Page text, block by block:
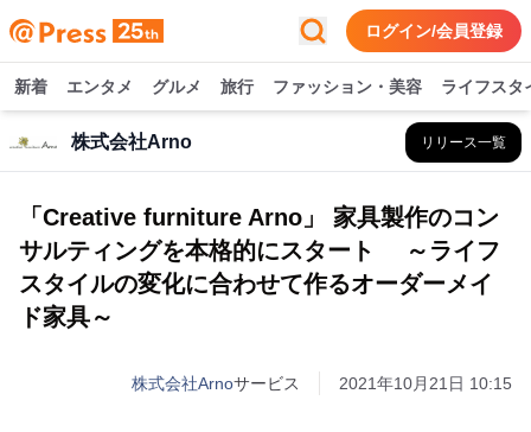
ログイン/会員登録
新着 エンタメ グルメ 旅行 ファッション・美容 ライフスタ
株式会社Arno リリース一覧
「Creative furniture Arno」 家具製作のコン
サルティングを本格的にスタート ～ライフ
スタイルの変化に合わせて作るオーダーメイ
ド家具～
株式会社Arnoサービス 2021年10月21日 10:15